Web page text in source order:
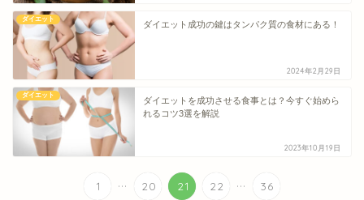
ダイエット
ダイエット成功の鍵はタンパク質の食材にある！
2024年2月29日
ダイエット
ダイエットを成功させる食事とは？今すぐ始めら
れるコツ3選を解説
2023年10月19日
1 ... 20 21 22 ... 36